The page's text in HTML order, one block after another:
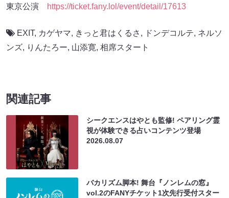
東京公演
https://ticket.fany.lol/event/detail/17613
EXIT, カゲヤマ, きっと君はくるさ , ドンデコルテ, ネルソ
ンズ, りんたろー, 山添寛, 相席スタート
関連記事
シークエンスはやとも監修! ペアリング霊
視が体験できる占いコンテンツ登場
2026.08.07
バカリズム脚本! 舞台『ノンレムの窓』
vol.2のFANYチケット1次先行受付スター